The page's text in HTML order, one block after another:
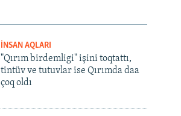
İNSAN AQLARI
"Qırım birdemligi" işini toqtattı,
tintüv ve tutuvlar ise Qırımda daa
çoq oldı